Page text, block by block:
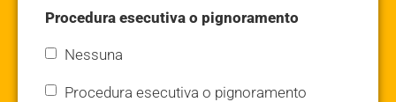
Procedura esecutiva o pignoramento
Nessuna
Procedura esecutiva o pignoramento